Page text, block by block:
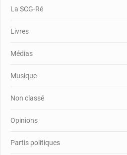
La SCG-Ré
Livres
Médias
Musique
Non classé
Opinions
Partis politiques